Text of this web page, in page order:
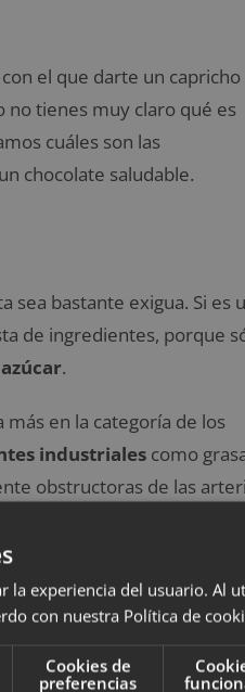
el que darte un capricho
no tienes muy claro qué es
cuáles son las
chocolate saludable.
sea bastante exigua. Si es
de ingredientes, porque
.
más en la categoría de los
industriales como
obstructoras de las
o más que los
la experiencia del usuario. Al
con nuestra Política de
Cookies de
preferencias